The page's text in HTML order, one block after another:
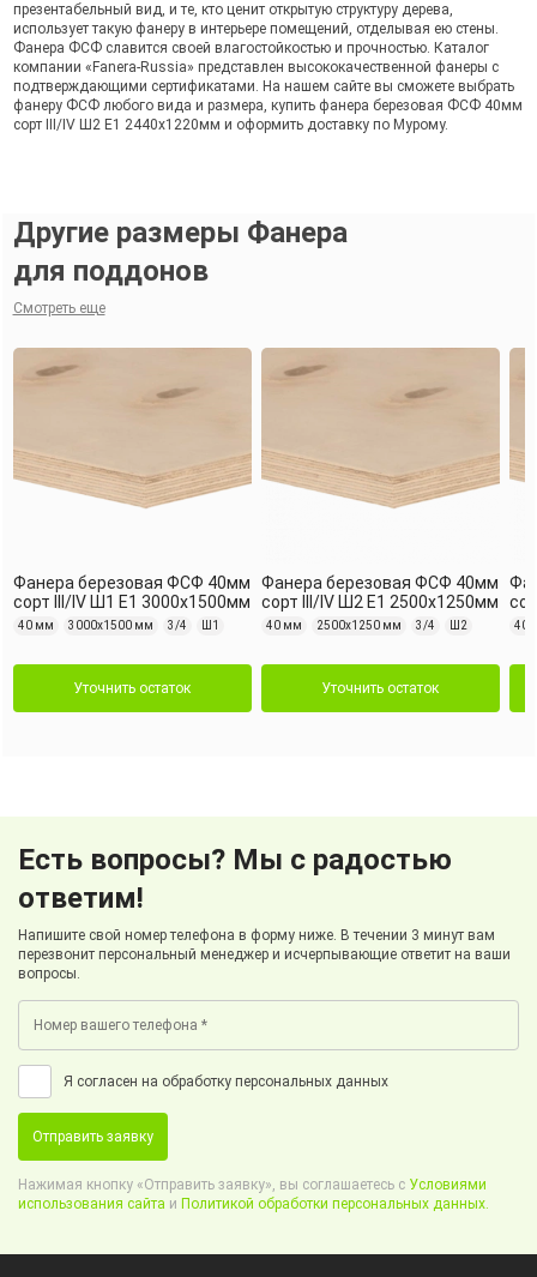
презентабельный вид, и те, кто ценит открытую структуру дерева,
использует такую фанеру в интерьере помещений, отделывая ею стены.
Фанера ФСФ славится своей влагостойкостью и прочностью. Каталог
компании «Fanera-Russia» представлен высококачественной фанеры с
подтверждающими сертификатами. На нашем сайте вы сможете выбрать
фанеру ФСФ любого вида и размера, купить фанера березовая ФСФ 40мм
сорт III/IV Ш2 Е1 2440x1220мм и оформить доставку по Мурому.
Другие размеры Фанера
для поддонов
Смотреть еще
Фанера березовая ФСФ 40мм
сорт III/IV Ш1 Е1 3000x1500мм
40 мм 3000х1500 мм 3/4 Ш1
Уточнить остаток
Фанера березовая ФСФ 40мм
сорт III/IV Ш2 Е1 2500x1250мм
40 мм 2500х1250 мм 3/4 Ш2
Уточнить остаток
40
Есть вопросы? Мы с радостью
ответим!
Напишите свой номер телефона в форму ниже. В течении 3 минут вам
перезвонит персональный менеджер и исчерпывающие ответит на ваши
вопросы.
Я согласен на обработку персональных данных
Отправить заявку
Нажимая кнопку «Отправить заявку», вы соглашаетесь с Условиями
использования сайта и Политикой обработки персональных данных.